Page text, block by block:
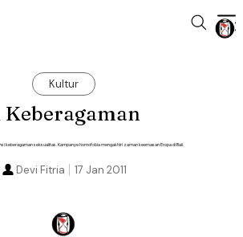
Kultur
Keberagaman
keberagaman seksualitas. Kampanye homofobia mengakhiri zaman keemasan Eropa di Bali.
17 Jan 2011
Devi Fitria